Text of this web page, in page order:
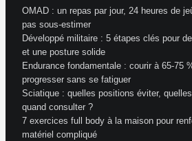
OMAD : un repas par jour, 24 heures de
pas sous-estimer
Développé militaire : 5 étapes clés pour
et une posture solide
Endurance fondamentale : courir à 65-75
progresser sans se fatiguer
Sciatique : quelles positions éviter,
quand consulter ?
7 exercices full body à la maison pour
matériel compliqué